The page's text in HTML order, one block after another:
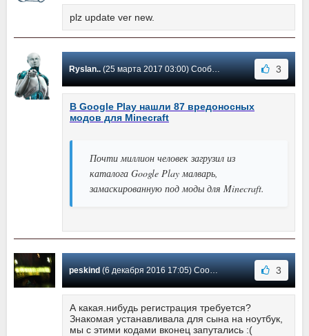
plz update ver new.
Ryslan..(25 марта 2017 03:00) Сообщение #54 3
В Google Play нашли 87 вредоносных
модов для Minecraft
Почти миллион человек загрузил из
каталога Google Play малварь,
замаскированную под моды для Minecraft.
peskind(6 декабря 2016 17:05) Сообщение #53 3
А какая.нибудь регистрация требуется?
Знакомая устанавливала для сына на ноутбук,
мы с этими кодами вконец запутались :(